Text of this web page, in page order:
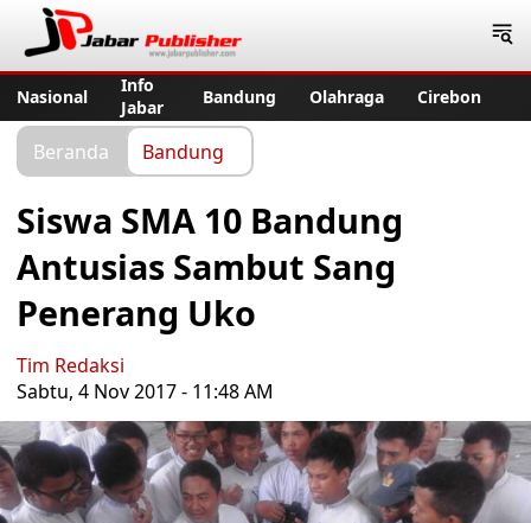
Nasional
Info
Jabar
Bandung Olahraga Cirebon
Beranda Bandung
Siswa SMA 10 Bandung
Antusias Sambut Sang
Penerang Uko
Tim Redaksi
Sabtu, 4 Nov 2017 - 11:48 AM